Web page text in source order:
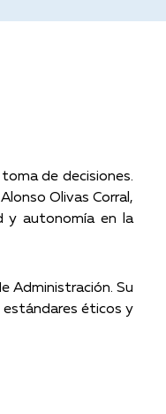
de decisiones.
Olivas Corral,
y autonomía en la
Administración. Su
estándares éticos y